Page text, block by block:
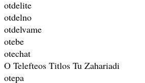
otdelite
otdelno
otdelvame
otebe
otechat
O Telefteos Titlos Tu Zahariadi
otepa